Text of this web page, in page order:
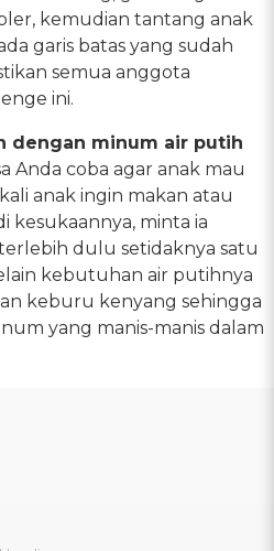
kemudian tantang anak
garis batas yang sudah
semua anggota
ini.
dengan minum air putih
Anda coba agar anak mau
anak ingin makan atau
kesukaannya, minta ia
dulu setidaknya satu
kebutuhan air putihnya
keburu kenyang sehingga
yang manis-manis dalam